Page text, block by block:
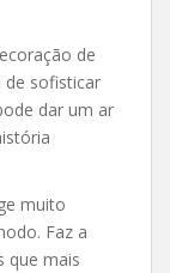
de
sofisticar
dar um ar
muito
Faz a
que mais